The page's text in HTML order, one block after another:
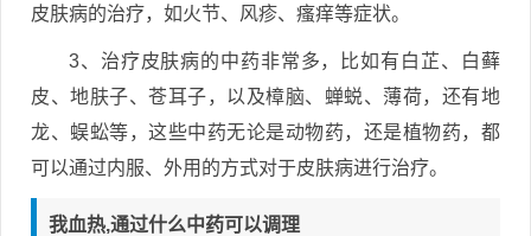
皮肤病的治疗，如火节、风疹、瘙痒等症状。
3、治疗皮肤病的中药非常多，比如有白芷、白藓
皮、地肤子、苍耳子，以及樟脑、蝉蜕、薄荷，还有地
龙、蜈蚣等，这些中药无论是动物药，还是植物药，都
可以通过内服、外用的方式对于皮肤病进行治疗。
我血热,通过什么中药可以调理